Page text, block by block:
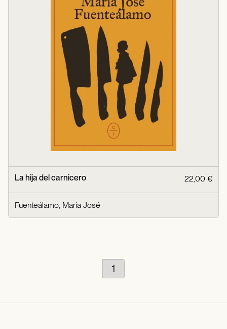
La hija del carnicero 22,00 €
Fuenteálamo, María José
1